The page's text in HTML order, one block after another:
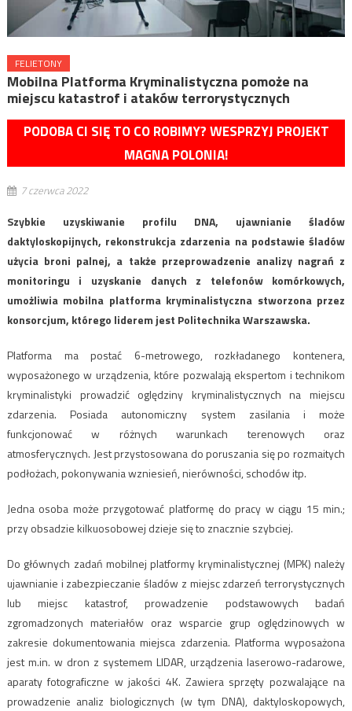
FELIETONY
Mobilna Platforma Kryminalistyczna pomoże na
miejscu katastrof i ataków terrorystycznych
PODOBA CI SIĘ TO CO ROBIMY? WESPRZYJ PROJEKT
MAGNA POLONIA!
7 czerwca 2022
Szybkie uzyskiwanie profilu DNA, ujawnianie śladów
daktyloskopijnych, rekonstrukcja zdarzenia na podstawie śladów
użycia broni palnej, a także przeprowadzenie analizy nagrań z
monitoringu i uzyskanie danych z telefonów komórkowych,
umożliwia mobilna platforma kryminalistyczna stworzona przez
konsorcjum, którego liderem jest Politechnika Warszawska.
Platforma ma postać 6-metrowego, rozkładanego kontenera,
wyposażonego w urządzenia, które pozwalają ekspertom i technikom
kryminalistyki prowadzić oględziny kryminalistycznych na miejscu
zdarzenia. Posiada autonomiczny system zasilania i może
funkcjonować w różnych warunkach terenowych oraz
atmosferycznych. Jest przystosowana do poruszania się po rozmaitych
podłożach, pokonywania wzniesień, nierówności, schodów itp.
Jedna osoba może przygotować platformę do pracy w ciągu 15 min.;
przy obsadzie kilkuosobowej dzieje się to znacznie szybciej.
Do głównych zadań mobilnej platformy kryminalistycznej (MPK) należy
ujawnianie i zabezpieczanie śladów z miejsc zdarzeń terrorystycznych
lub miejsc katastrof, prowadzenie podstawowych badań
zgromadzonych materiałów oraz wsparcie grup oględzinowych w
zakresie dokumentowania miejsca zdarzenia. Platforma wyposażona
jest m.in. w dron z systemem LIDAR, urządzenia laserowo-radarowe,
aparaty fotograficzne w jakości 4K. Zawiera sprzęty pozwalające na
prowadzenie analiz biologicznych (w tym DNA), daktyloskopowych,